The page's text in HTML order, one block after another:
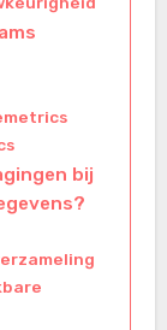
bij